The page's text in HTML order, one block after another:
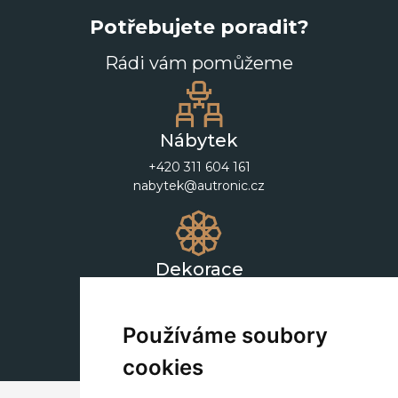
Používáme soubory
cookies
Potřebujete poradit?
Rádi vám pomůžeme
Nábytek
+420 311 604 161
nabytek@autronic.cz
Dekorace